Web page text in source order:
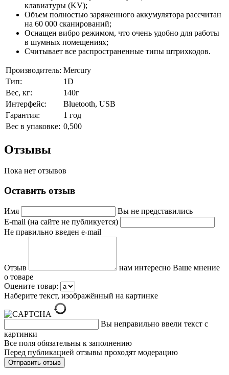
клавиатуры (KV);
Объем полностью заряженного аккумулятора рассчитан
на 60 000 сканирований;
Оснащен вибро режимом, что очень удобно для работы
в шумных помещениях;
Считывает все распространенные типы штрихкодов.
Производитель: Mercury
Тип:
1D
Вес, кг:
140г
Интерфейс:
Bluetooth, USB
Гарантия:
1 год
Вес в упаковке: 0,500
Отзывы
Пока нет отзывов
Оставить отзыв
Имя
Вы не представились
E-mail (на сайте не публикуется)
Не правильно введен e-mail
Отзыв
нам интересно Ваше мнение
о товаре
Оцените товар:
Наберите текст, изображённый на картинке
Вы неправильно ввели текст с
картинки
Все поля обязательны к заполнению
Перед публикацией отзывы проходят модерацию